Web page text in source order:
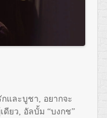
และบูชา, อยากจะ
ดียว, อัลบั้ม “บงกช”